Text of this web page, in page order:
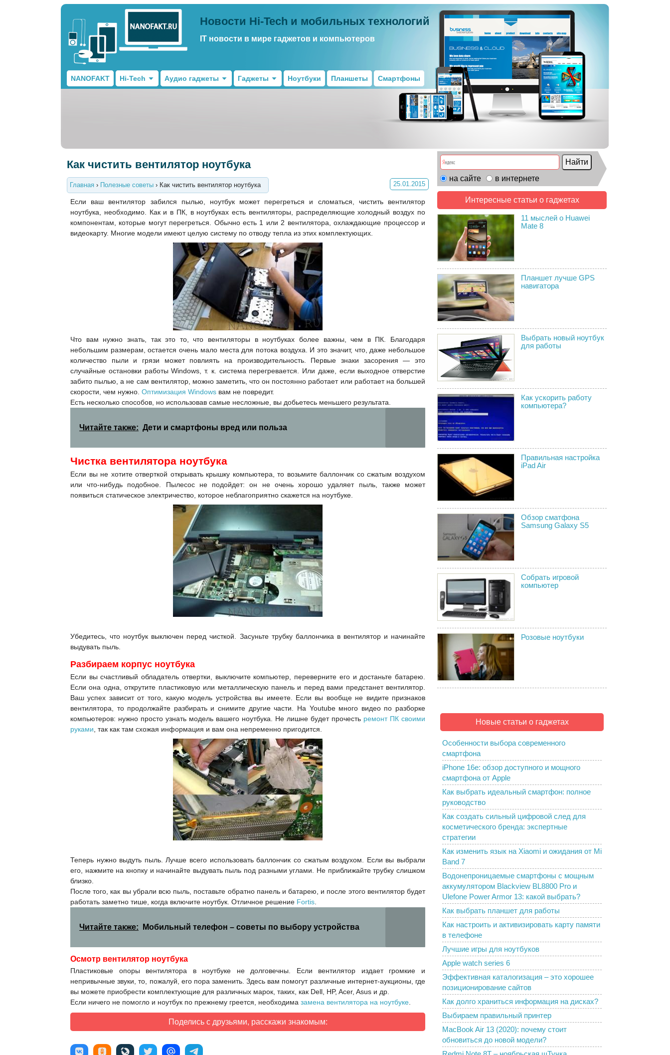
Новости Hi-Tech и мобильных технологий
IT новости в мире гаджетов и компьютеров
NANOFAKT Hi-Tech Аудио гаджеты Гаджеты Ноутбуки Планшеты Смартфоны
Как чистить вентилятор ноутбука
Главная › Полезные советы › Как чистить вентилятор ноутбука 25.01.2015
Если ваш вентилятор забился пылью, ноутбук может перегреться и сломаться, чистить вентилятор
ноутбука, необходимо. Как и в ПК, в ноутбуках есть вентиляторы, распределяющие холодный воздух по
компонентам, которые могут перегреться. Обычно есть 1 или 2 вентилятора, охлаждающие процессор и
видеокарту. Многие модели имеют целую систему по отводу тепла из этих комплектующих.
Что вам нужно знать, так это то, что вентиляторы в ноутбуках более важны, чем в ПК. Благодаря
небольшим размерам, остается очень мало места для потока воздуха. И это значит, что, даже небольшое
количество пыли и грязи может повлиять на производительность. Первые знаки засорения — это
случайные остановки работы Windows, т. к. система перегревается. Или даже, если выходное отверстие
забито пылью, а не сам вентилятор, можно заметить, чтоон постоянно работает или работает на большей
скорости, чем нужно. Оптимизация Windows вам не повредит.
Есть несколько способов, но использовав самые несложные, вы добьетесь меньшего результата.
Читайте также: Дети и смартфоны вред или польза
Чистка вентилятора ноутбука
Если вы не хотите отверткой открывать крышку компьютера, то возьмите баллончик со сжатым воздухом
или что-нибудь подобное. Пылесос не подойдет: он не очень хорошо удаляет пыль, также может
появиться статическое электричество, которое неблагоприятно скажется на ноутбуке.
Убедитесь, что ноутбук выключен перед чисткой. Засуньте трубку баллончика в вентилятор и начинайте
выдувать пыль.
Разбираем корпус ноутбука
Если вы счастливый обладатель отвертки, выключите компьютер, переверните его и достаньте батарею.
Если она одна, открутите пластиковую или металлическую панель и перед вами предстанет вентилятор.
Ваш успех зависит от того, какую модель устройства вы имеете. Если вы вообще не видите признаков
вентилятора, то продолжайте разбирать и снимите другие части. На Youtube много видео по разборке
компьютеров: нужно просто узнать модель вашего ноутбука. Не лишне будет прочесть ремонт ПК своими
руками , так как там схожая информация и вам она непременно пригодится.
Теперь нужно выдуть пыль. Лучше всего использовать баллончик со сжатым воздухом. Если вы выбрали
его, нажмите на кнопку и начинайте выдувать пыль под разными углами. Не приближайте трубку слишком
близко.
После того, как вы убрали всю пыль, поставьте обратно панель и батарею, и после этого вентилятор будет
работать заметно тише, когда включите ноутбук. Отличное решение Fortis
Читайте также: Мобильный телефон – советы по выбору устройства
Осмотр вентилятор ноутбука
Пластиковые опоры вентилятора в ноутбуке не долговечны. Если вентилятор издает громкие и
непривычные звуки, то, пожалуй, его пора заменить. Здесь вам помогут различные интернет-аукционы, где
вы можете приобрести комплектующие для различных марок, таких, как Dell, HP, Acer, Asus и др.
Если ничего не помогло и ноутбук по прежнему греется, необходима замена вентилятора на ноутбуке
Поделись с друзьями, расскажи знакомым:
на сайте в интернете
Интересные статьи о гаджетах
11 мыслей о Huawei
Mate 8
Планшет лучше GPS
навигатора
Выбрать новый ноутбук
для работы
Как ускорить работу
компьютера?
Правильная настройка
iPad Air
Обзор сматфона
Samsung Galaxy S5
Собрать игровой
компьютер
Розовые ноутбуки
Новые статьи о гаджетах
Особенности выбора современного
смартфона
iPhone 16e: обзор доступного и мощного
смартфона от Apple
Как выбрать идеальный смартфон: полное
руководство
Как создать сильный цифровой след для
косметического бренда: экспертные
стратегии
Как изменить язык на Xiaomi и ожидания от Mi
Band 7
Водонепроницаемые смартфоны с мощным
аккумулятором Blackview BL8800 Pro и
Ulefone Power Armor 13: какой выбрать?
Как выбрать планшет для работы
Как настроить и активизировать карту памяти
в телефоне
Лучшие игры для ноутбуков
Apple watch series 6
Эффективная каталогизация – это хорошее
позиционирование сайтов
Как долго храниться информация на дисках?
Выбираем правильный принтер
MacBook Air 13 (2020): почему стоит
обновиться до новой модели?